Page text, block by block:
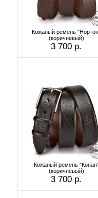
Кожаный ремень
(коричневый)
3 700 р.
Кожаный ремень
(коричневый)
3 700 р.